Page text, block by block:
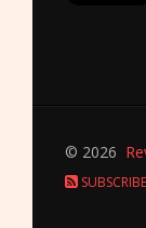
© 2026
SUBSCRIBE